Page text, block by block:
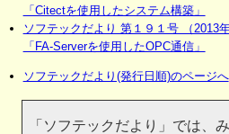
「Citectを使用したシステム構築」
ソフテックだより 第１９１号 （2013
「FA-Serverを使用したOPC通信」
ソフテックだより(発行日順)のページへ
「ソフテックだより」では、